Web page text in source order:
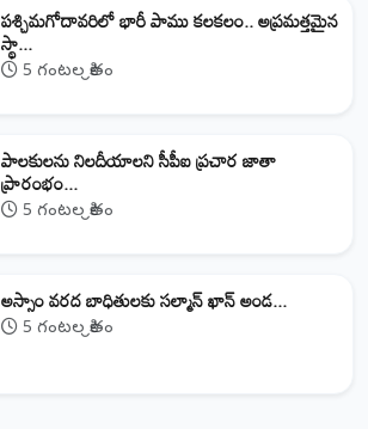
పశ్చిమగోదావరిలో భారీ పాము కలకలం.. అప్రమత్తమైన
స్థా...
5 గంటల క్రితం
పాలకులను నిలదీయాలని సీపీఐ ప్రచార జాతా
ప్రారంభం...
5 గంటల క్రితం
అస్సాం వరద బాధితులకు సల్మాన్ ఖాన్ అండ...
5 గంటల క్రితం